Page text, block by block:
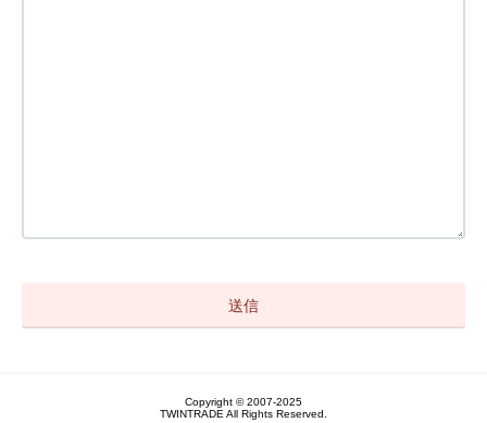
Copyright © 2007-2025
TWINTRADE All Rights Reserved.